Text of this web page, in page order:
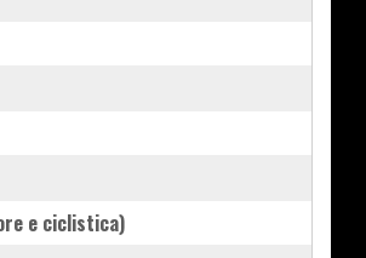
e ciclistica)